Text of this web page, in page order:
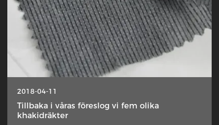
2018-04-11
Tillbaka i våras föreslog vi fem olika
khakidräkter